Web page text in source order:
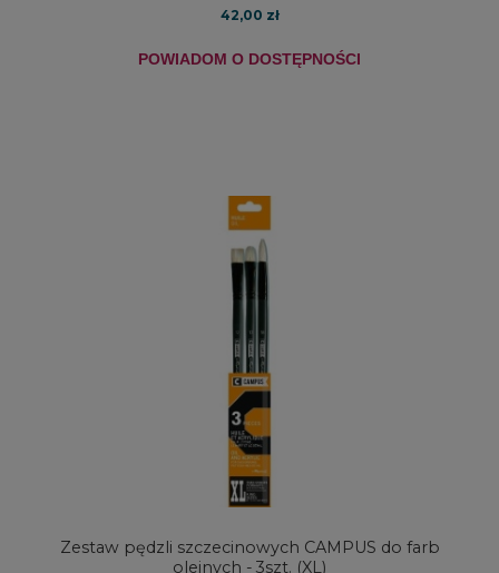
42,00 zł
POWIADOM O DOSTĘPNOŚCI
Zestaw pędzli szczecinowych CAMPUS do farb
olejnych - 3szt. (XL)